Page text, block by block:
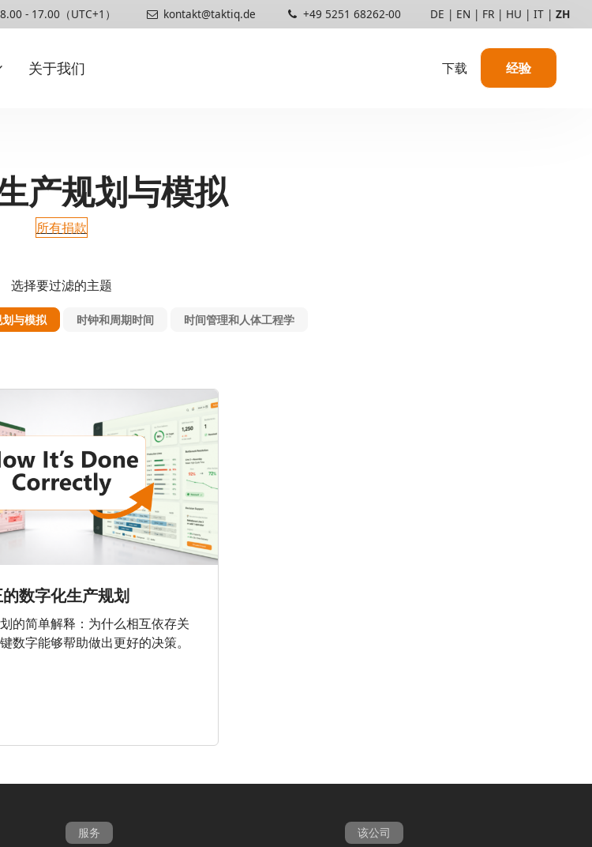
- 17.00（UTC+1） kontakt@taktiq.de +49 5251 68262-00 DE | EN | FR | HU | IT | ZH
订购计划方案
订购预览
人体工学
工艺要求
皮书
关于我们 下载 经验
产规划与模拟
所有捐款
选择要过滤的主题
与模拟 时钟和周期时间 时间管理和人体工程学
数字化生产规划
的简单解释：为什么相互依存关
数字能够帮助做出更好的决策。
服务 该公司